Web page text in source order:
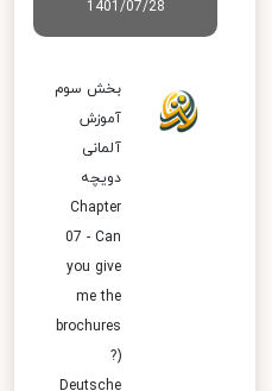
1401/07/28
بخش سوم
آموزش
آلمانی
دویچه
Chapter
07 - Can
you give
me the
brochures
Deutsche